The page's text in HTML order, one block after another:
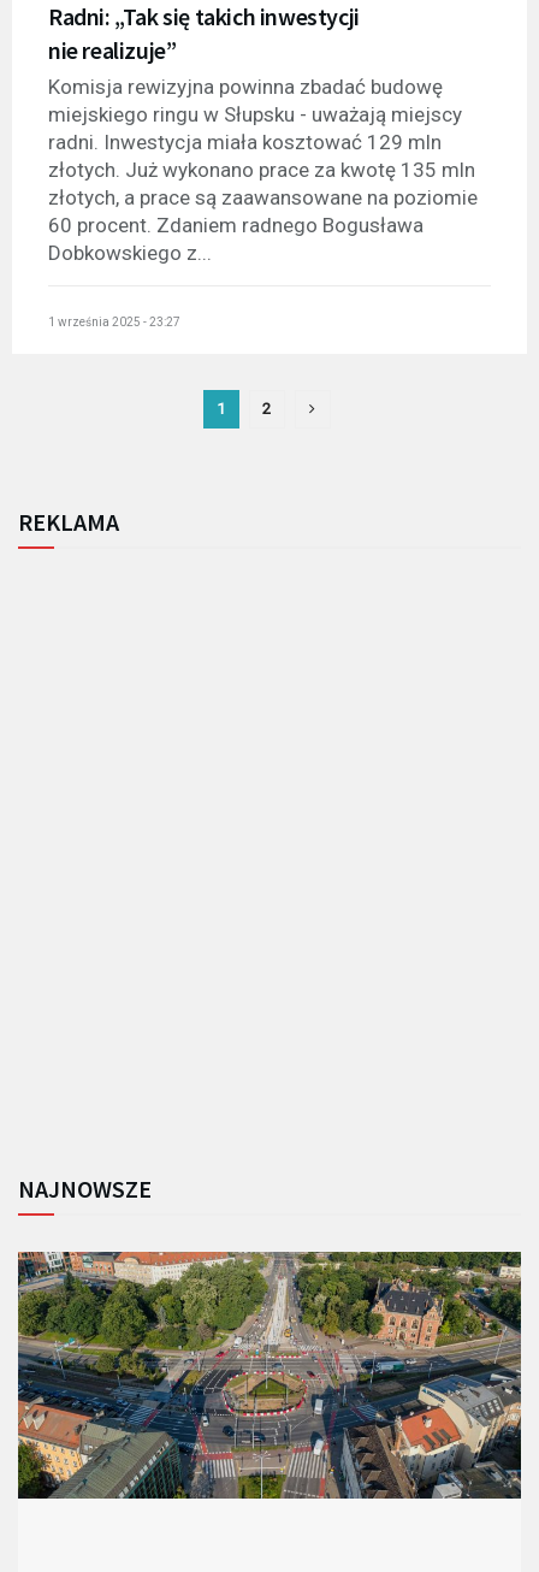
Radni: „Tak się takich inwestycji
nie realizuje”
Komisja rewizyjna powinna zbadać budowę
miejskiego ringu w Słupsku - uważają miejscy
radni. Inwestycja miała kosztować 129 mln
złotych. Już wykonano prace za kwotę 135 mln
złotych, a prace są zaawansowane na poziomie
60 procent. Zdaniem radnego Bogusława
Dobkowskiego z...
1 września 2025 - 23:27
1 2
REKLAMA
NAJNOWSZE